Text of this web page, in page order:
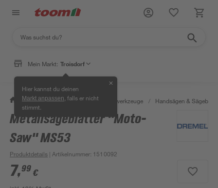
Mein Markt: Troisdorf
Hier kannst du deinen
Markt anpassen , falls er nicht
stimmt.
✕
/ Werkstatt & Maschinen / Handwerkzeuge / Handsägen &
Metallsägeblätter "Moto-
Saw" MS53
Produktdetails | Artikelnummer: 1510092
7,99 €